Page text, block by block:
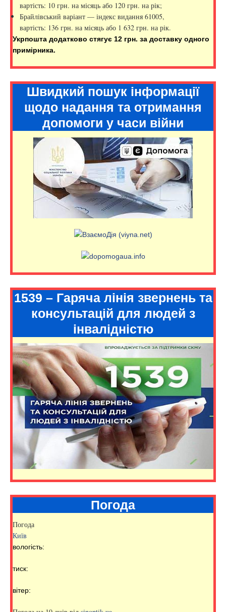
вартість: 10 грн. на місяць або 120 грн. на рік;
Брайлівський варіант — індекс видання 61005,
вартість: 136 грн. на місяць або 1 632 грн. на рік.
Укрпошта додатково стягує 12 грн. за доставку одного
примірника.
Швидкий пошук інформації
щодо надання та отримання
допомоги у часи війни
1539 – Гаряча лінія звернень та
консультацій для людей з
інвалідністю
Погода
Погода
Київ
вологість:
тиск:
вітер: